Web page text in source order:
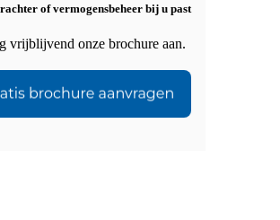
of vermogensbeheer bij u past
vrijblijvend onze brochure aan.